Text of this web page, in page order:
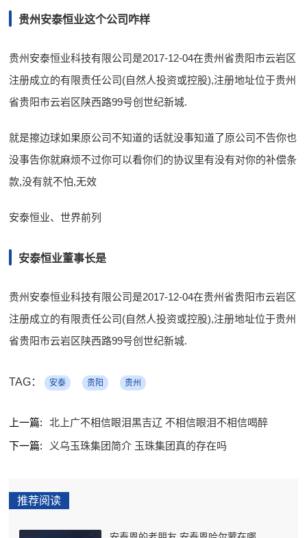
贵州安泰恒业这个公司咋样
贵州安泰恒业科技有限公司是2017-12-04在贵州省贵阳市云岩区
注册成立的有限责任公司(自然人投资或控股),注册地址位于贵州
省贵阳市云岩区陕西路99号创世纪新城.
就是擦边球如果原公司不知道的话就没事知道了原公司不告你也
没事告你就麻烦不过你可以看你们的协议里有没有对你的补偿条
款,没有就不怕,无效
安泰恒业、世界前列
安泰恒业董事长是
贵州安泰恒业科技有限公司是2017-12-04在贵州省贵阳市云岩区
注册成立的有限责任公司(自然人投资或控股),注册地址位于贵州
省贵阳市云岩区陕西路99号创世纪新城.
TAG： 安泰 贵阳 贵州
上一篇:
北上广不相信眼泪黑吉辽 不相信眼泪不相信喝醉
下一篇:
义乌玉珠集团简介 玉珠集团真的存在吗
推荐阅读